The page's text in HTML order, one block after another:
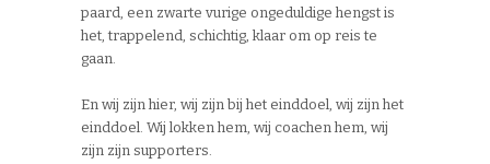
paard, een zwarte vurige ongeduldige hengst is
het, trappelend, schichtig, klaar om op reis te
gaan.
En wij zijn hier, wij zijn bij het einddoel, wij zijn het
einddoel. Wij lokken hem, wij coachen hem, wij
zijn zijn supporters.